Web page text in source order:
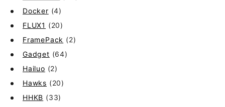
Docker (4)
FLUX1 (20)
FramePack (2)
Gadget (64)
Hailuo (2)
Hawks (20)
HHKB (33)